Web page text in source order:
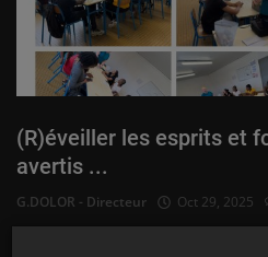
(R)éveiller les esprits et
avertis ...
G.DOLOR - Directeur Oct 29, 2025